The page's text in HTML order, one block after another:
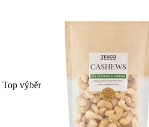
Top výběr